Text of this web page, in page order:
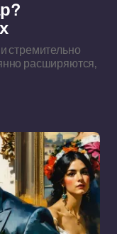
стремительно
расширяются,